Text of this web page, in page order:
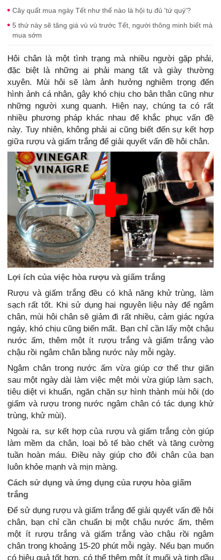
Cây quất mua ngày Tết như thế nào là hội tụ đủ 'tứ quý'?
5 thứ này sẽ tăng giá vù vù trước Tết, người thông minh biết mà
mua sớm
Hôi chân là một tình trạng mà nhiều người gặp phải,
đặc biệt là những ai phải mang tất và giày thường
xuyên. Mùi hôi sẽ làm ảnh hưởng nghiêm trọng đến
hình ảnh cá nhân, gây khó chịu cho bản thân cũng như
những người xung quanh. Hiện nay, chúng ta có rất
nhiều phương pháp khác nhau để khắc phục vấn đề
này. Tuy nhiên, không phải ai cũng biết đến sự kết hợp
giữa rượu và giấm trắng để giải quyết vấn đề hôi chân.
Lợi ích của việc hòa rượu và giấm trắng
Rượu và giấm trắng đều có khả năng khử trùng, làm
sạch rất tốt. Khi sử dụng hai nguyên liệu này để ngâm
chân, mùi hôi chân sẽ giảm đi rất nhiều, cảm giác ngứa
ngáy, khó chịu cũng biến mất. Bạn chỉ cần lấy một chậu
nước ấm, thêm một ít rượu trắng và giấm trắng vào
chậu rồi ngâm chân bằng nước này mỗi ngày.
Ngâm chân trong nước ấm vừa giúp cơ thể thư giãn
sau một ngày dài làm việc mệt mỏi vừa giúp làm sạch,
tiêu diệt vi khuẩn, ngăn chặn sự hình thành mùi hôi (do
giấm và rượu trong nước ngâm chân có tác dụng khử
trùng, khử mùi).
Ngoài ra, sự kết hợp của rượu và giấm trắng còn giúp
làm mềm da chân, loại bỏ tế bào chết và tăng cường
tuần hoàn máu. Điều này giúp cho đôi chân của bạn
luôn khỏe mạnh và mịn màng.
Cách sử dụng và ứng dụng của rượu hòa giấm
trắng
Để sử dụng rượu và giấm trắng để giải quyết vấn đề hôi
chân, bạn chỉ cần chuẩn bị một chậu nước ấm, thêm
một ít rượu trắng và giấm trắng vào chậu rồi ngâm
chân trong khoảng 15-20 phút mỗi ngày. Nếu bạn muốn
có hiệu quả tốt hơn, có thể thêm một ít muối và tinh dầu